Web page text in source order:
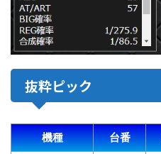
抜粋ピック
機種 台番